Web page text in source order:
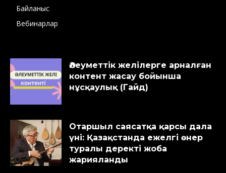
Байланыс
Вебинарлар
Әлеуметтік желілерге арналған
контент жасау бойынша
нұсқаулық (Гайд)
Отаршыл саясатқа қарсы дала
үні: Қазақстанда ежелгі өнер
туралы деректі жоба
жарияланды